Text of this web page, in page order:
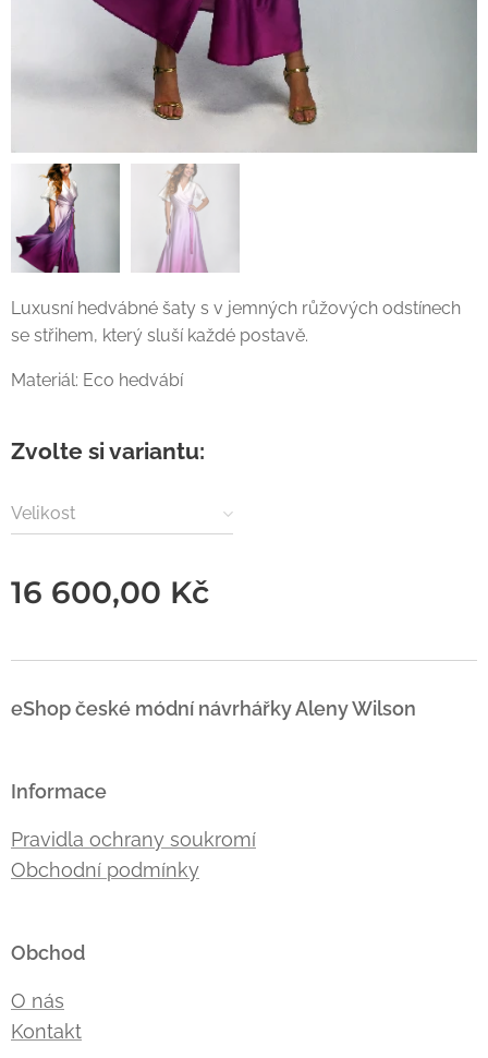
Luxusní hedvábné šaty s v jemných růžových odstínech
se střihem, který sluší každé postavě.
Materiál: Eco hedvábí
Zvolte si variantu:
Velikost
16 600,00 Kč
eShop české módní návrhářky Aleny Wilson
Informace
Pravidla ochrany soukromí
Obchodní podmínky
Obchod
O nás
Kontakt